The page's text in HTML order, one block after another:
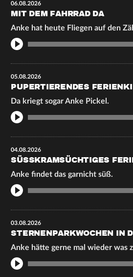
06.08.2026
MIT DEM FAHRRAD DA
Anke hat heute Fliegen auf den
05.08.2026
PUPERTIERENDES
Da kriegt sogar Anke Pickel.
04.08.2026
SÜSSKRAMSÜCHTIGES
Anke findet das garnicht süß.
03.08.2026
STERNENPARKWOCHEN IN
Anke hätte gerne mal wieder was